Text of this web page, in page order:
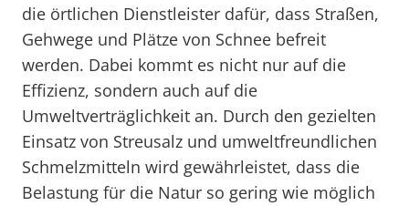
die örtlichen Dienstleister dafür, dass Straßen,
Gehwege und Plätze von Schnee befreit
werden. Dabei kommt es nicht nur auf die
Effizienz, sondern auch auf die
Umweltverträglichkeit an. Durch den gezielten
Einsatz von Streusalz und umweltfreundlichen
Schmelzmitteln wird gewährleistet, dass die
Belastung für die Natur so gering wie möglich